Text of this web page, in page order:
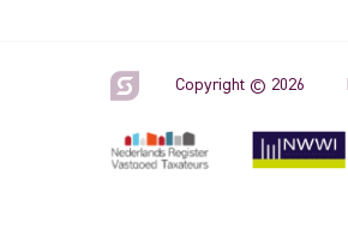
Copyright © 2026